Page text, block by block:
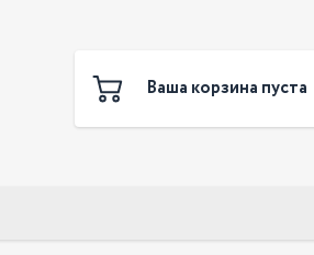
Ваша корзина пуста